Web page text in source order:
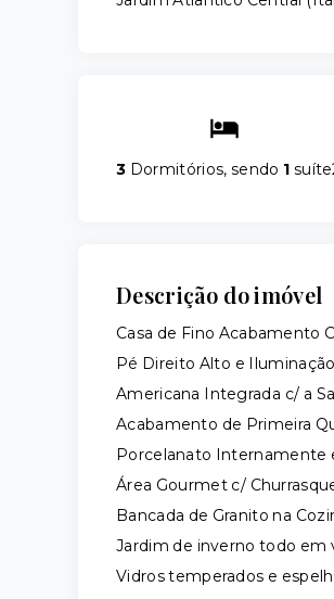
3 Dormitórios, sendo 1 suíte
Descrição do imóvel
Casa de Fino Acabamento
Pé Direito Alto e
Americana Integrada c/ a
Acabamento de Primeira
Porcelanato Internamente
Área Gourmet c/
Bancada de Granito na
Jardim de inverno todo em
Vidros temperados e